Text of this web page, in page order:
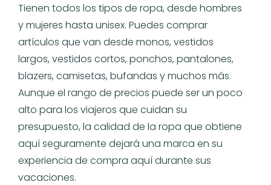
Tienen todos los tipos de ropa, desde hombres
y mujeres hasta unisex. Puedes comprar
artículos que van desde monos, vestidos
largos, vestidos cortos, ponchos, pantalones,
blazers, camisetas, bufandas y muchos más.
Aunque el rango de precios puede ser un poco
alto para los viajeros que cuidan su
presupuesto, la calidad de la ropa que obtiene
aquí seguramente dejará una marca en su
experiencia de compra aquí durante sus
vacaciones.